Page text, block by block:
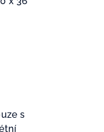
s